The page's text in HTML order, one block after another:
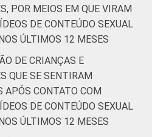
Mais de 1
SM até 2 SM
43
SM até 3 SM
Mais de 3
SM
48
POR MEIOS EM QUE VIRAM
DE CONTEÚDO SEXUAL
ÚLTIMOS 12 MESES
DE CRIANÇAS E
QUE SE SENTIRAM
APÓS CONTATO COM
DE CONTEÚDO SEXUAL
ÚLTIMOS 12 MESES